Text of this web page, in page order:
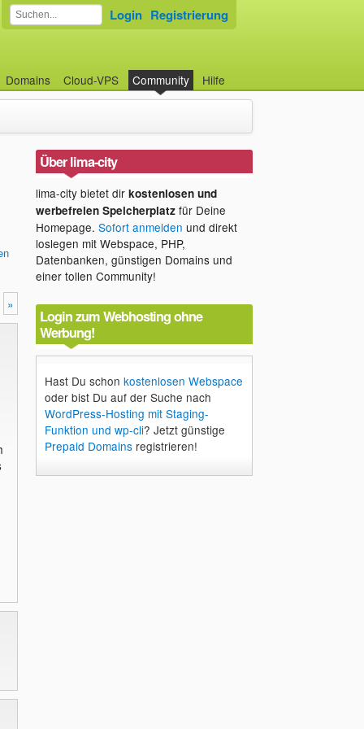
Domains Cloud-VPS Community Hilfe
Login Registrierung
»
Über lima-city
lima-city bietet dir kostenlosen und
werbefreien Speicherplatzfür Deine
Homepage. Sofort anmelden und direkt
loslegen mit Webspace, PHP,
Datenbanken, günstigen Domains und
einer tollen Community!
Login zum Webhosting ohne
Werbung!
Hast Du schon kostenlosen Webspace
oder bist Du auf der Suche nach
WordPress-Hosting mit Staging-
Funktion und wp-cli? Jetzt günstige
Prepaid Domainsregistrieren!